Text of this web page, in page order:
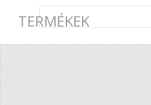
TERMÉKEK